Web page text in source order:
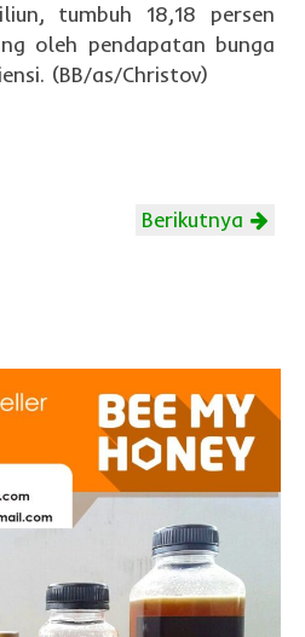
tumbuh 18,18 persen
oleh pendapatan bunga
(BB/as/Christov)
Berikutnya